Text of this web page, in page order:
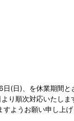
(日)、を休業期間と
り順次対応いたしま
すようお願い申し上